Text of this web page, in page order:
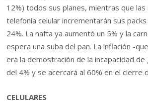
12%) todos sus planes, mientras que
telefonía celular incrementarán sus
24%. La nafta ya aumentó un 5% y la
espera una suba del pan. La inflación -
era la demostración de la incapacidad
del 4% y se acercará al 60% en el cierre
CELULARES